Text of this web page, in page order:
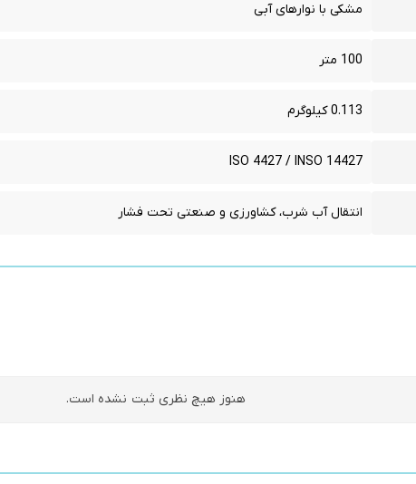
مشکی با نوارهای آبی
100 متر
0.113 کیلوگرم
ISO 4427 / INSO 14427
انتقال آب شرب، کشاورزی و صنعتی تحت فشار
هنوز هیچ نظری ثبت نشده است.